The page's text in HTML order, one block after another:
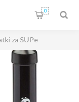
0
za SUPe